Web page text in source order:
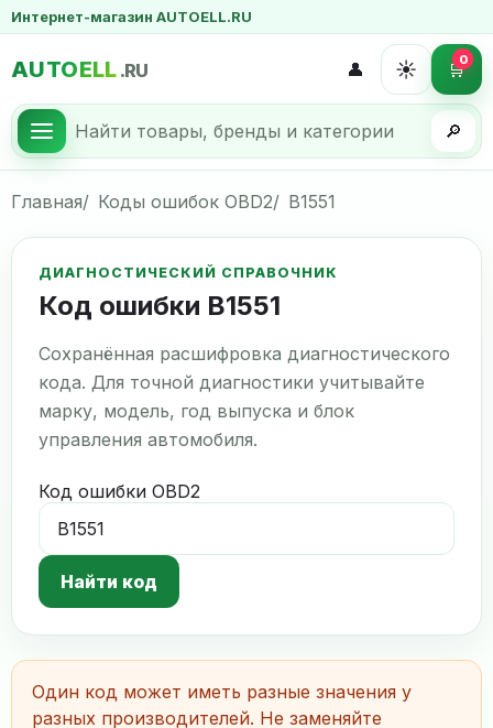
Интернет-магазин AUTOELL.RU
AUTOELL .RU
🔎
👤 ☀️ 🛒0
Главная Коды ошибок OBD2 B1551
ДИАГНОСТИЧЕСКИЙ СПРАВОЧНИК
Код ошибки B1551
Сохранённая расшифровка диагностического
кода. Для точной диагностики учитывайте
марку, модель, год выпуска и блок
управления автомобиля.
Код ошибки OBD2
Найти код
Один код может иметь разные значения у
разных производителей. Не заменяйте